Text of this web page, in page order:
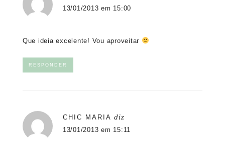
13/01/2013 em 15:00
Que ideia excelente! Vou aproveitar
RESPONDER
CHIC MARIA diz
13/01/2013 em 15:11